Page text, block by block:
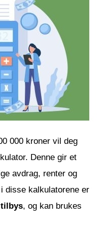
000 kroner vil deg
Denne gir et
avdrag, renter og
disse kalkulatorene er
, og kan brukes